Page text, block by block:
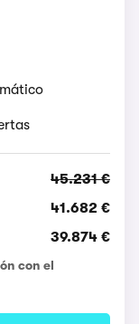
45.231 €
41.682 €
39.874 €
con el